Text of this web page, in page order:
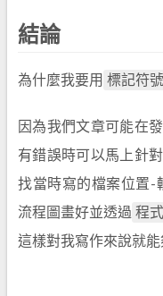
結論
為什麼我要用 標記符號
因為我們文章可能在
有錯誤時可以馬上針
找當時寫的檔案位置-
流程圖畫好並透過 程
這樣對我寫作來說就能